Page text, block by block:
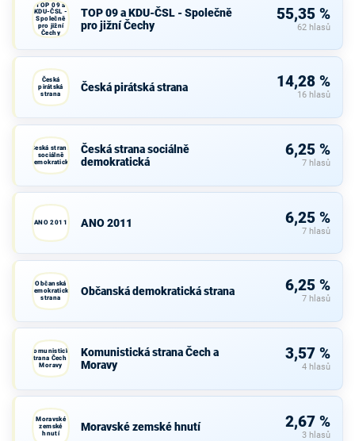
TOP 09 a
KDU-ČSL -
Společně
pro jižní
Čechy
TOP 09 a KDU-ČSL - Společně
pro jižní Čechy
55,35 %
62 hlasů
Česká
pirátská
strana
Česká pirátská strana 14,28 %
16 hlasů
Česká strana
sociálně
demokratická
Česká strana sociálně
demokratická
6,25 %
7 hlasů
ANO 2011 ANO 2011 6,25 %
7 hlasů
Občanská
demokratická
strana
Občanská demokratická strana 6,25 %
7 hlasů
Komunistická
strana Čech a
Moravy
Komunistická strana Čech a
Moravy
3,57 %
4 hlasů
Moravské
zemské
hnutí
Moravské zemské hnutí 2,67 %
3 hlasů